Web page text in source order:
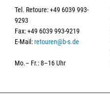
Tel. Retoure: +49 6039 993-
9293
Fax: +49 6039 993-9219
E-Mail:retouren@b-s.de
Mo.– Fr.: 8–16 Uhr